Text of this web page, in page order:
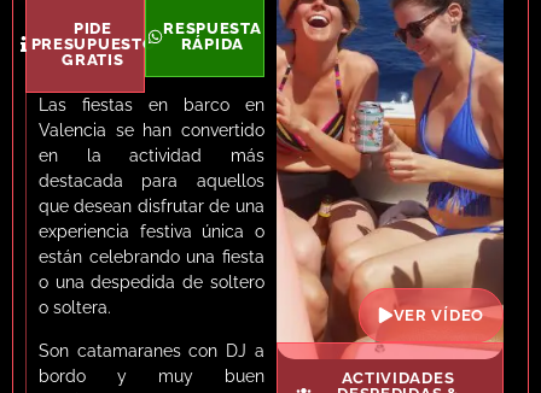
PIDE
PRESUPUESTO
GRATIS
RESPUESTA
RÁPIDA
Las fiestas en barco en
Valencia se han convertido
en la actividad más
destacada para aquellos
que desean disfrutar de una
experiencia festiva única o
están celebrando una fiesta
o una despedida de soltero
o soltera.
Son catamaranes con DJ a
bordo y muy buen
VER VÍDEO
ACTIVIDADES